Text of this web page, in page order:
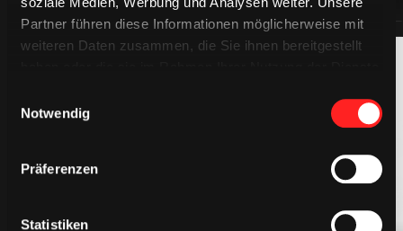
Partner führen diese Informationen möglicherweise mit
weiteren Daten zusammen, die Sie ihnen bereitgestellt
Notwendig
Präferenzen
Statistiken